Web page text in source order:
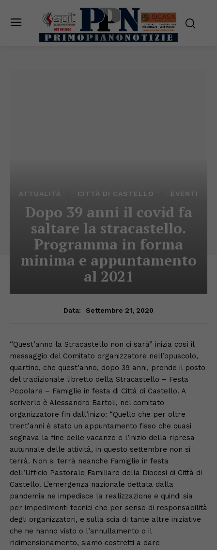
ATTUALITÀ CITTÀ DI CASTELLO EVENTI
Dopo 39 anni il covid fa
saltare la stracastello.
Programma in forma
minima e appuntamento
al 2021
Data: Settembre 21, 2020
“Quest’anno la Stracastello non ci sarà” inizia così il
messaggio del Comitato organizzatore nell’opuscolo,
quartino, che quest’anno, dopo 39 anni, prende il posto
del tradizionale libretto della Stracastello – Festa
Popolare – Famiglie in festa di Città di Castello. A
scriverlo è Alessandro Bartoli, nel comitato
organizzatore fin dall’inizio: “Quello che per oltre
trent’anni è stato un appuntamento fisso che quasi
segnava la fine delle vacanze e l’inizio della ripresa
autunnale delle attività, in questo settembre non si
terrà. Non si terrà neanche Famiglie in festa
dell’Ufficio Pastorale Familiare della Diocesi di Città di
Castello. L’emergenza nazionale dettata dalla
pandemia ne impedisce la realizzazione e quindi sia
per impedimenti tecnici che per senso di responsabilità
degli organizzatori, e sulla scia di tante altre iniziative
che ne hanno visto o l’annullamento o il
ridimensionamento, siamo costretti a dare